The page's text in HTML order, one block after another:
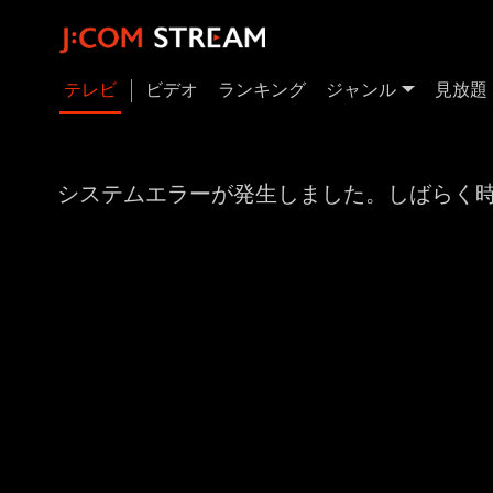
テレビ ビデオ ランキング ジャンル 見放題
システムエラーが発生しました。しばらく